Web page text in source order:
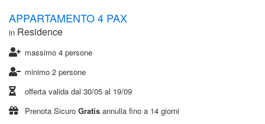
APPARTAMENTO 4 PAX
in Residence
massimo 4 persone
minimo 2 persone
offerta valida dal 30/05 al 19/09
Prenota Sicuro Gratis annulla fino a 14 giorni